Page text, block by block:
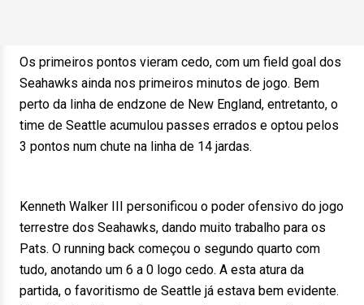
Os primeiros pontos vieram cedo, com um field goal dos
Seahawks ainda nos primeiros minutos de jogo. Bem
perto da linha de endzone de New England, entretanto, o
time de Seattle acumulou passes errados e optou pelos
3 pontos num chute na linha de 14 jardas.
Kenneth Walker III personificou o poder ofensivo do jogo
terrestre dos Seahawks, dando muito trabalho para os
Pats. O running back começou o segundo quarto com
tudo, anotando um 6 a 0 logo cedo. A esta atura da
partida, o favoritismo de Seattle já estava bem evidente.